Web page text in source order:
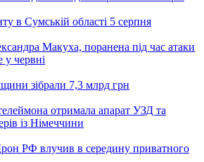
в Сумській області 5 серпня
Макуха, поранена під час атаки
у червні
зібрали 7,3 млрд грн
отримала апарат УЗД та
із Німеччини
РФ влучив в середину приватного